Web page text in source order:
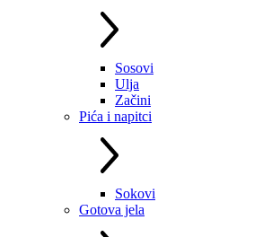
Sosovi
Ulja
Začini
Pića i napitci
Sokovi
Gotova jela